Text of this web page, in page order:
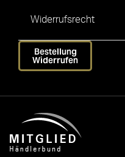
Widerrufsrecht
Bestellung
Widerrufen